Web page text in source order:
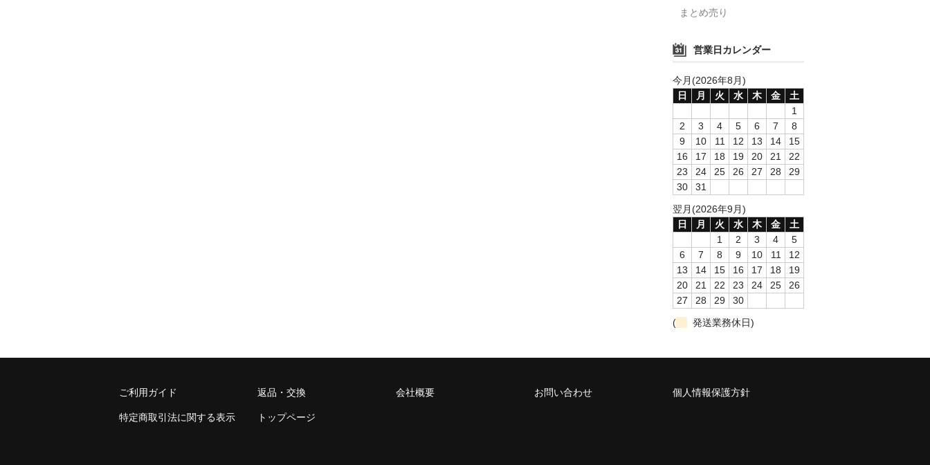
まとめ売り
営業日カレンダー
今月(2026年8月)
日
月 火 水 木 金
土
1
2
3 4 5 6 7
8
9
10 11 12 13 14
15
16
17 18 19 20 21
22
23
24 25 26 27 28
29
30
31
翌月(2026年9月)
日
月 火 水 木 金
土
1
2 3 4
5
6
7 8 9 10 11
12
13
14 15 16 17 18
19
20
21 22 23 24 25
26
27
28 29
30
(
発送業務休日)
ご利用ガイド 返品・交換 会社概要 お問い合わせ 個人情報保護方針
特定商取引法に関する表示 トップページ